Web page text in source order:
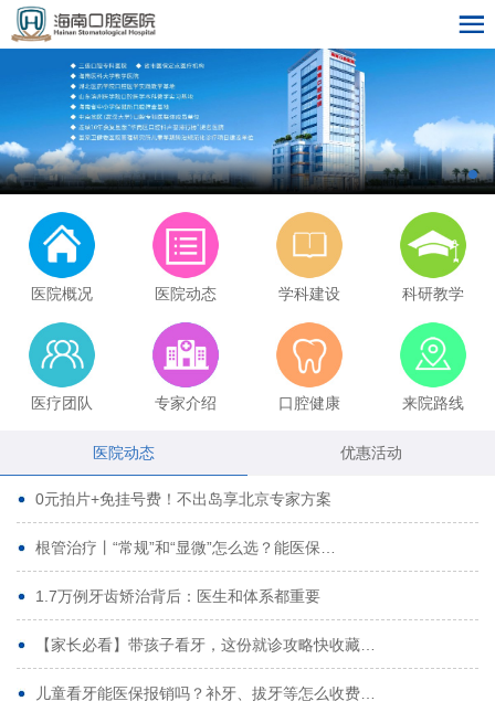
医院概况 医院动态 学科建设 科研教学
医疗团队 专家介绍 口腔健康 来院路线
医院动态 优惠活动
0元拍片+免挂号费！不出岛享北京专家方案
根管治疗丨“常规”和“显微”怎么选？能医保…
1.7万例牙齿矫治背后：医生和体系都重要
【家长必看】带孩子看牙，这份就诊攻略快收藏…
儿童看牙能医保报销吗？补牙、拔牙等怎么收费…